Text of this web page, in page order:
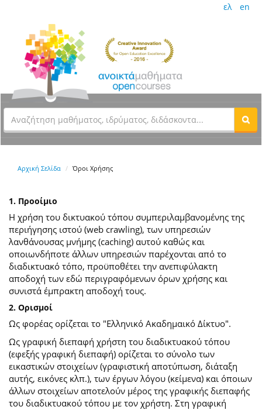
ελ en
Αρχική Σελίδα Όροι Χρήσης
1. Προοίμιο
Η χρήση του δικτυακού τόπου συμπεριλαμβανομένης της
περιήγησης ιστού (web crawling), των υπηρεσιών
λανθάνουσας μνήμης (caching) αυτού καθώς και
οποιωνδήποτε άλλων υπηρεσιών παρέχονται από το
διαδικτυακό τόπο, προϋποθέτει την ανεπιφύλακτη
αποδοχή των εδώ περιγραφόμενων όρων χρήσης και
συνιστά έμπρακτη αποδοχή τους.
2. Ορισμοί
Ως φορέας ορίζεται το "Ελληνικό Ακαδημαικό Δίκτυο".
Ως γραφική διεπαφή χρήστη του διαδικτυακού τόπου
(εφεξής γραφική διεπαφή) ορίζεται το σύνολο των
εικαστικών στοιχείων (γραφιστική αποτύπωση, διάταξη
αυτής, εικόνες κλπ.), των έργων λόγου (κείμενα) και όποιων
άλλων στοιχείων αποτελούν μέρος της γραφικής διεπαφής
του διαδικτυακού τόπου με τον χρήστη. Στη γραφική